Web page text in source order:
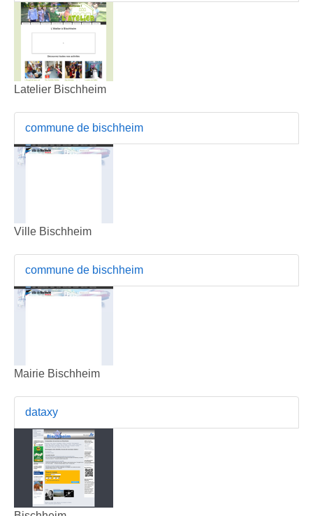
Latelier Bischheim
commune de bischheim
Ville Bischheim
commune de bischheim
Mairie Bischheim
dataxy